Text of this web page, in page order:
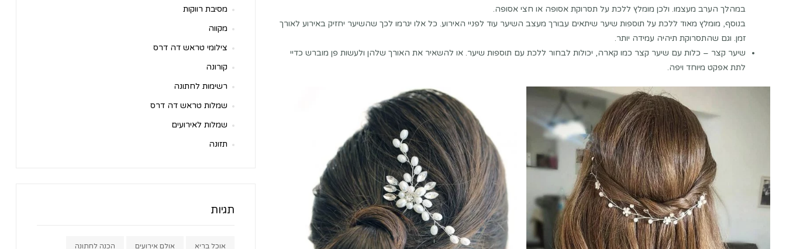
במהלך הערב מעצמו. ולכן מומלץ ללכת על תסרוקת אסופה או חצי אסופה.
בנוסף, מומלץ מאוד ללכת על תוספות שיער שיתאים עבורך מעצב השיער עוד לפניי האירוע. כל אלו יגרמו לכך שהשיער יחזיק באירוע לאורך
זמן. וגם שהתסרוקת תיהיה עמידה יותר.
שיער קצר – כלות עם שיער קצר כמו קארה, יכולות לבחור ללכת עם תוספות שיער. או להשאיר את האורך שלהן ולעשות פן מוברש כדיי
לתת אפקט מיוחד ויפה.
מסיבת רווקות
מקווה
צילומי טראש דה דרס
קורונה
רשימות לחתונה
שמלות טראש דה דרס
שמלות לאירועים
תזונה
תגיות
אוכל בריא אולם אירועים הכנה לחתונה